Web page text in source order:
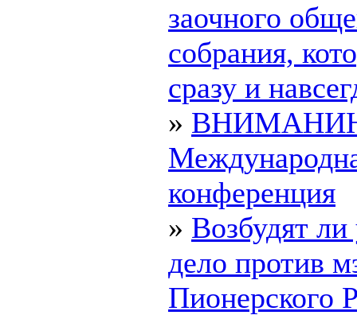
заочного
собрания,
сразу и
»
конференция
» Возбудят ли
дело против
Пионерского